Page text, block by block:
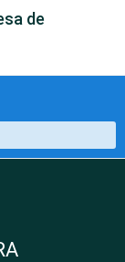
de